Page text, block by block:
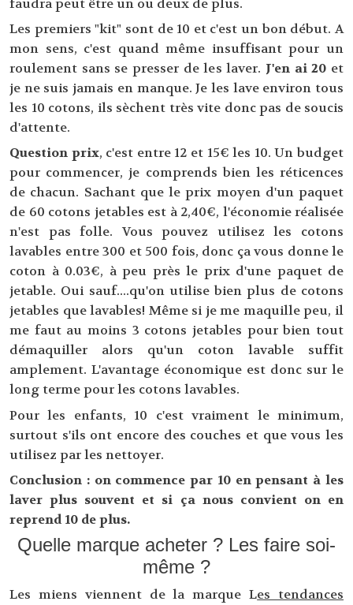
faudra peut être un ou deux de plus.
Les premiers "kit" sont de 10 et c'est un bon début. A
mon sens, c'est quand même insuffisant pour un
roulement sans se presser de les laver. J'en ai 20 et
je ne suis jamais en manque. Je les lave environ tous
les 10 cotons, ils sèchent très vite donc pas de soucis
d'attente.
Question prix, c'est entre 12 et 15€ les 10. Un budget
pour commencer, je comprends bien les réticences
de chacun. Sachant que le prix moyen d'un paquet
de 60 cotons jetables est à 2,40€, l'économie réalisée
n'est pas folle. Vous pouvez utilisez les cotons
lavables entre 300 et 500 fois, donc ça vous donne le
coton à 0.03€, à peu près le prix d'une paquet de
jetable. Oui sauf....qu'on utilise bien plus de cotons
jetables que lavables! Même si je me maquille peu, il
me faut au moins 3 cotons jetables pour bien tout
démaquiller alors qu'un coton lavable suffit
amplement. L'avantage économique est donc sur le
long terme pour les cotons lavables.
Pour les enfants, 10 c'est vraiment le minimum,
surtout s'ils ont encore des couches et que vous les
utilisez par les nettoyer.
Conclusion : on commence par 10 en pensant à les
laver plus souvent et si ça nous convient on en
reprend 10 de plus.
Quelle marque acheter ? Les faire soi-
même ?
Les miens viennent de la marque Les tendances